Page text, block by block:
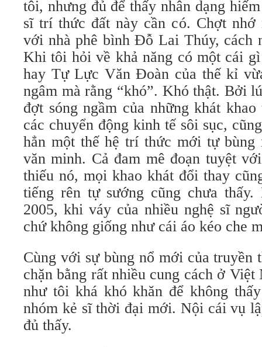
tôi, nhưng đủ để thấy nhân dạng
sĩ trí thức đất này cần có. Chợt nhớ
với nhà phê bình Đỗ Lai Thúy, cách
Khi tôi hỏi về khả năng có một cái
hay Tự Lực Văn Đoàn của thế kỉ
ngâm mà rằng “khó”. Khó thật. Bởi
đợt sóng ngầm của những khát
các chuyển động kinh tế sôi sục,
hẳn một thế hệ trí thức mới tự
văn minh. Cả đam mê đoạn tuyệt
thiếu nó, mọi khao khát đổi thay
tiếng rên tự sướng cũng chưa
2005, khi váy của nhiều nghệ sĩ
chứ không giống như cái áo kéo che
Cùng với sự bùng nổ mới của truyền
chặn bằng rất nhiều cung cách ở
như tôi khá khó khăn để không
nhóm kẻ sĩ thời đại mới. Nội cái vụ
đủ thấy.